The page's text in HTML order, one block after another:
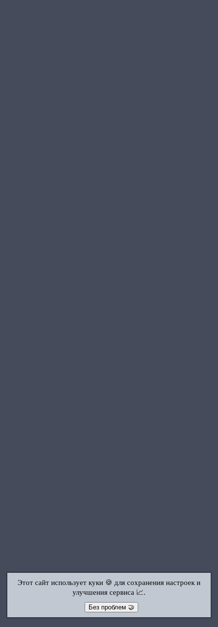
Этот сайт использует куки 🍪 для сохранения настроек и
улучшения сервиса 📈.
Без проблем 🤝